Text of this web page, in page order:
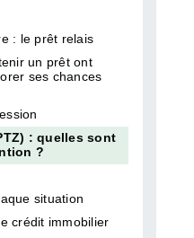
: le prêt relais
un prêt ont
ses chances
: quelles sont
?
situation
crédit immobilier